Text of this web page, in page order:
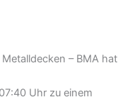
– BMA hat
Uhr zu einem